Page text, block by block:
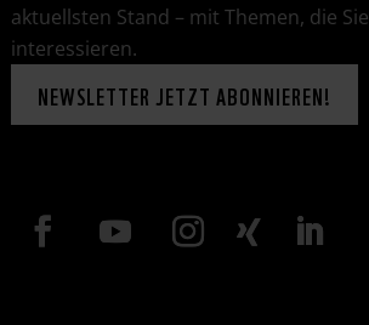
aktuellsten Stand – mit Themen, die Sie
interessieren.
NEWSLETTER JETZT ABONNIEREN!